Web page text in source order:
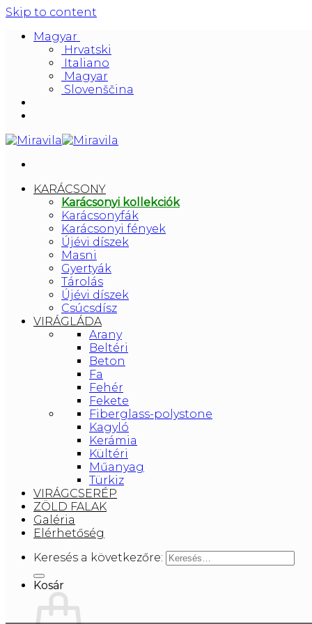
Skip to content
Magyar
Hrvatski
Italiano
Magyar
Slovenščina
KARÁCSONY
Karácsonyi kollekciók
Karácsonyfák
Karácsonyi fények
Újévi díszek
Masni
Gyertyák
Tárolás
Újévi díszek
Csúcsdísz
VIRÁGLÁDA
Arany
Beltéri
Beton
Fa
Fehér
Fekete
Fiberglass-polystone
Kagyló
Kerámia
Kültéri
Műanyag
Türkiz
VIRÁGCSERÉP
ZÖLD FALAK
Galéria
Elérhetőség
Keresés a következőre:
Kosár